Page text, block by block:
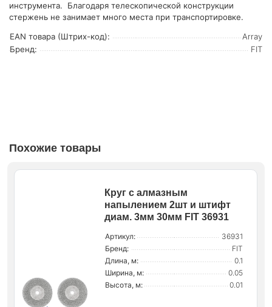
инструмента. Благодаря телескопической конструкции
стержень не занимает много места при транспортировке.
EAN товара (Штрих-код):
Array
Бренд:
FIT
Похожие товары
Круг с алмазным
напылением 2шт и штифт
диам. 3мм 30мм FIT 36931
Артикул:
36931
Бренд:
FIT
Длина, м:
0.1
Ширина, м:
0.05
Высота, м:
0.01